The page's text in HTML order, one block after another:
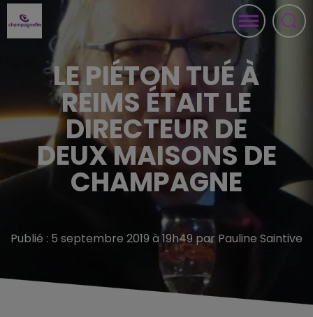
LE PIÉTON TUÉ À
REIMS ÉTAIT LE
DIRECTEUR DE
DEUX MAISONS DE
CHAMPAGNE
Publié : 5 septembre 2019 à 19h49 par Pauline Saintive